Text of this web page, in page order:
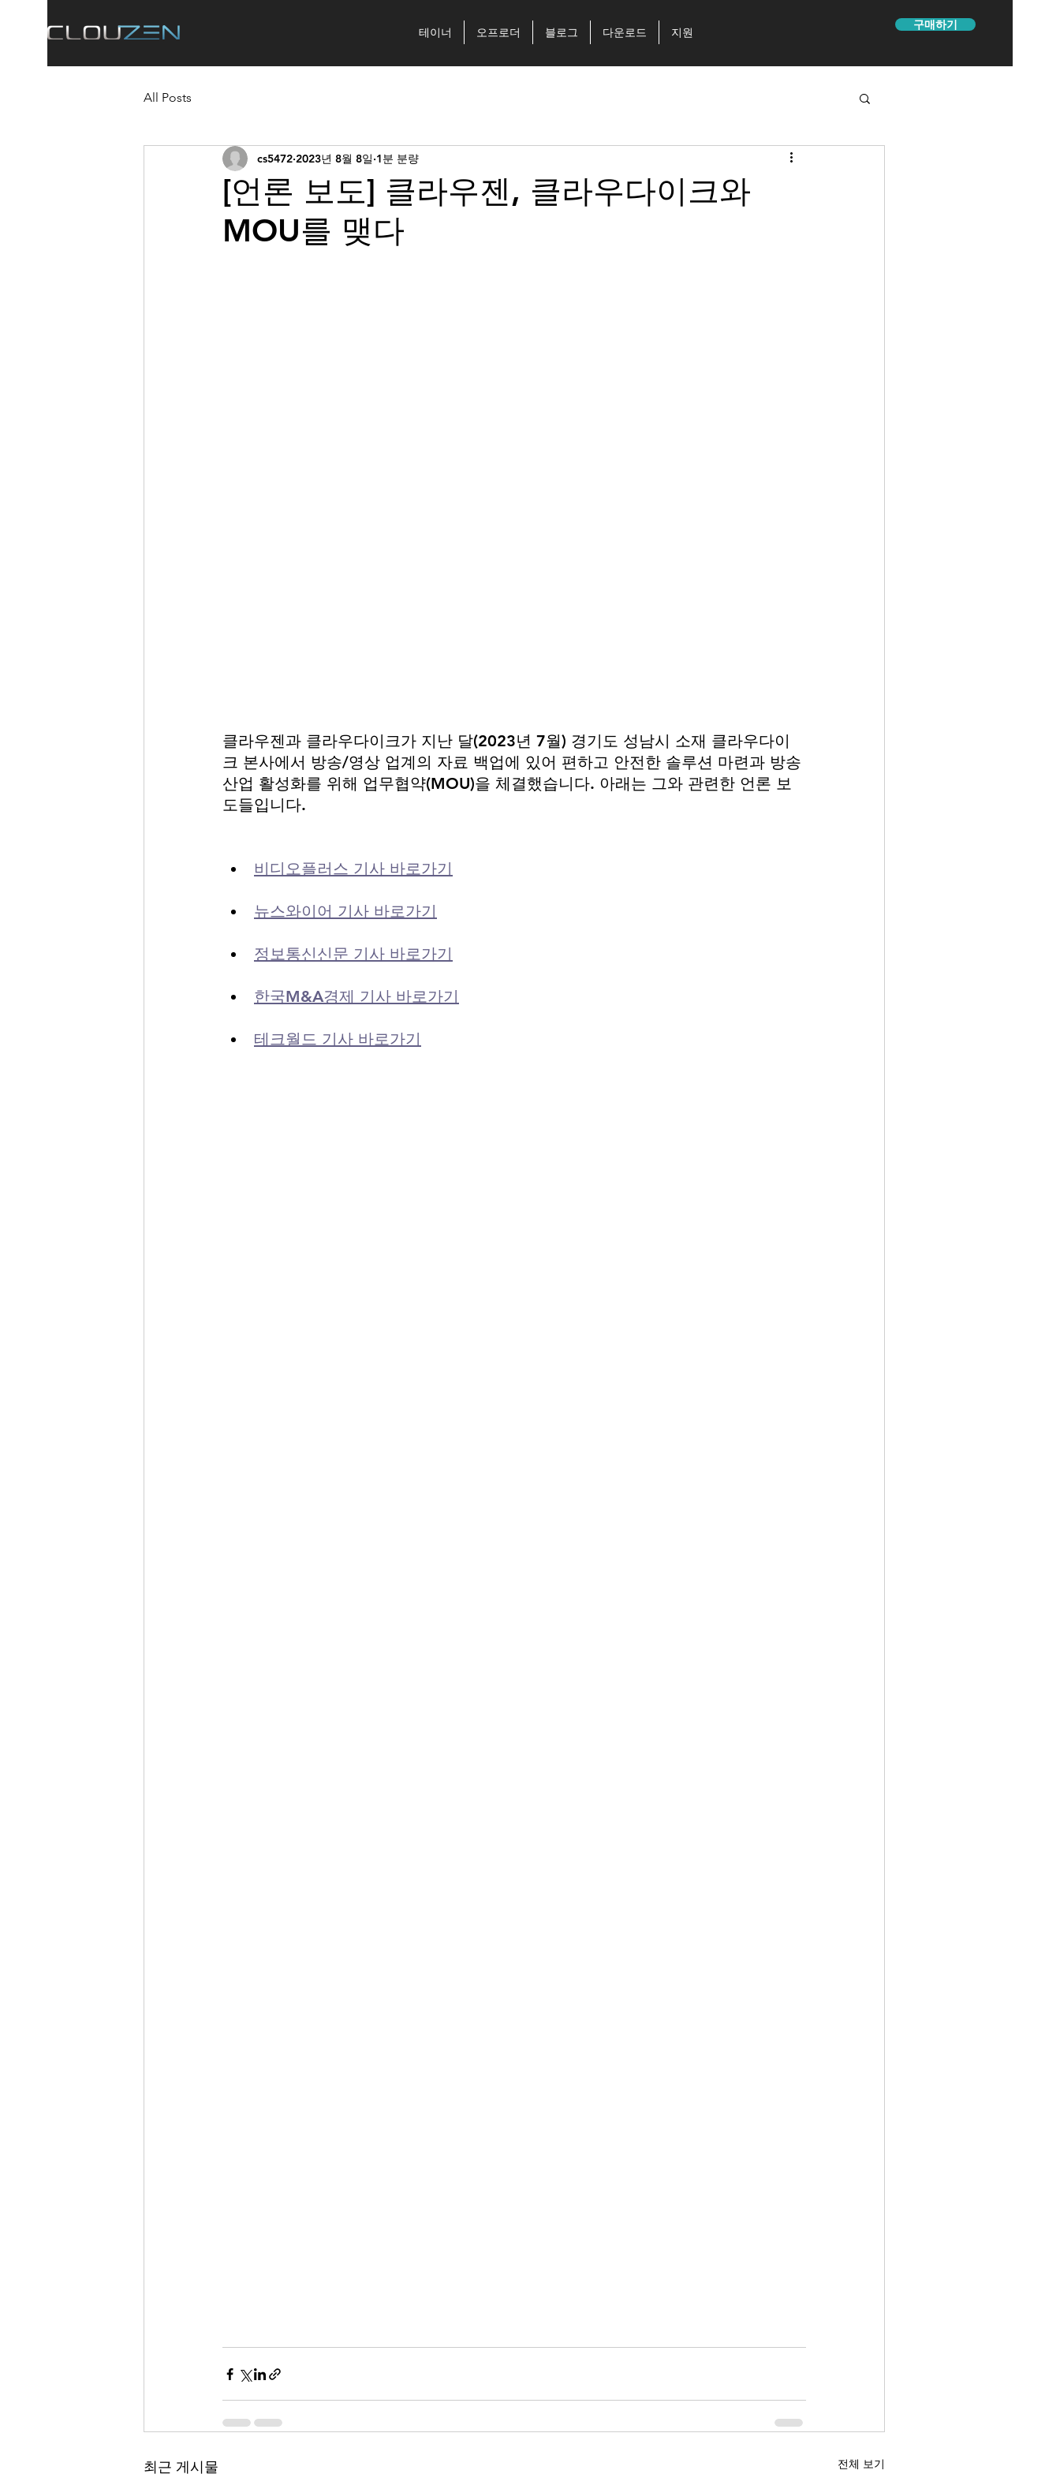
테이너 오프로더 블로그 다운로드 지원
구매하기
All Posts
[언론 보도] 클라우젠, 클라우다이크와
MOU를 맺다
cs5472 2023년 8월 8일 1분 분량
클라우젠과 클라우다이크가 지난 달(2023년 7월) 경기도 성남시 소재 클라우다이
크 본사에서 방송/영상 업계의 자료 백업에 있어 편하고 안전한 솔루션 마련과 방송
산업 활성화를 위해 업무협약(MOU)을 체결했습니다. 아래는 그와 관련한 언론 보
도들입니다.
비디오플러스 기사 바로가기
뉴스와이어 기사 바로가기
정보통신신문 기사 바로가기
한국M&A경제 기사 바로가기
테크월드 기사 바로가기
최근 게시물 전체 보기